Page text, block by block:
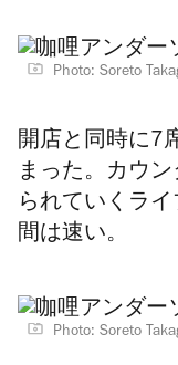
Photo: Soreto
開店と同時に7
まった。カウ
られていくラ
間は速い。
Photo: Soreto